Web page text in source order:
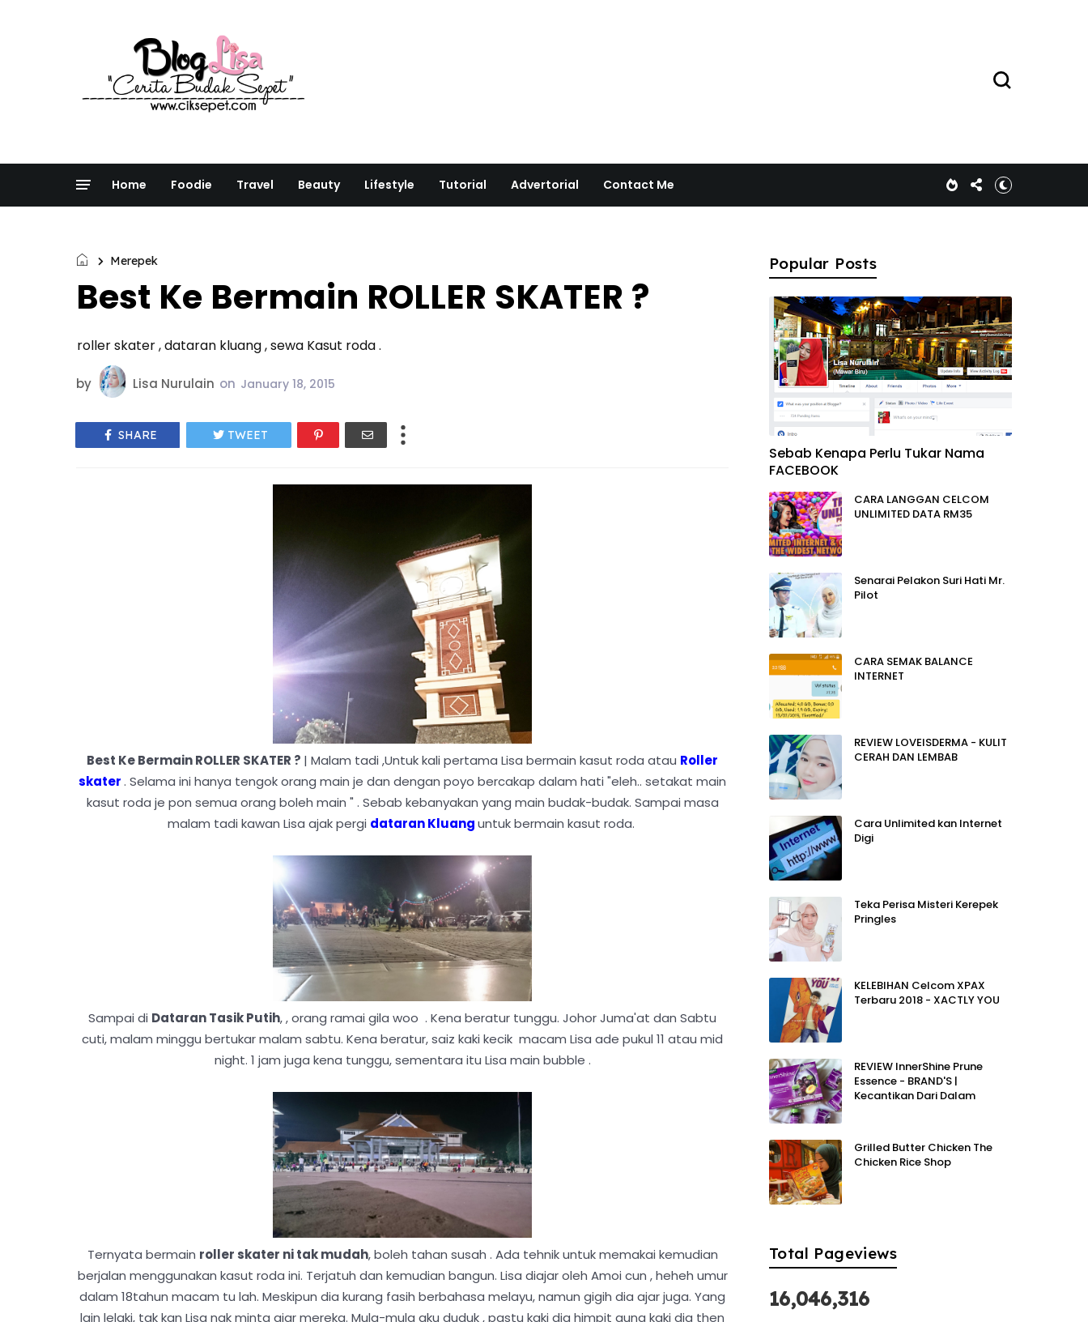
Home Foodie Travel Beauty Lifestyle Tutorial Advertorial Contact Me
Merepek
Best Ke Bermain ROLLER SKATER ?
roller skater , dataran kluang , sewa Kasut roda .
by Lisa Nurulain on January 18, 2015
SHARE TWEET
Best Ke Bermain ROLLER SKATER ? | Malam tadi ,Untuk kali pertama Lisa bermain kasut roda atau Roller
skater. Selama ini hanya tengok orang main je dan dengan poyo bercakap dalam hati "eleh.. setakat main
kasut roda je pon semua orang boleh main " . Sebab kebanyakan yang main budak-budak. Sampai masa
malam tadi kawan Lisa ajak pergi dataran Kluanguntuk bermain kasut roda.
Sampai di Dataran Tasik Putih, , orang ramai gila woo . Kena beratur tunggu. Johor Juma'at dan Sabtu
cuti, malam minggu bertukar malam sabtu. Kena beratur, saiz kaki kecik macam Lisa ade pukul 11 atau mid
night. 1 jam juga kena tunggu, sementara itu Lisa main bubble .
Ternyata bermain roller skater ni tak mudah, boleh tahan susah . Ada tehnik untuk memakai kemudian
berjalan menggunakan kasut roda ini. Terjatuh dan kemudian bangun. Lisa diajar oleh Amoi cun , heheh umur
dalam 18tahun macam tu lah. Meskipun dia kurang fasih berbahasa melayu, namun gigih dia ajar juga. Yang
lain lelaki, tak kan Lisa nak minta ajar mereka. Mula-mula aku duduk , pastu kaki dia himpit guna kaki dia then
Popular Posts
Sebab Kenapa Perlu Tukar Nama
FACEBOOK
CARA LANGGAN CELCOM
UNLIMITED DATA RM35
Senarai Pelakon Suri Hati Mr.
Pilot
CARA SEMAK BALANCE
INTERNET
REVIEW LOVEISDERMA - KULIT
CERAH DAN LEMBAB
Cara Unlimited kan Internet
Digi
Teka Perisa Misteri Kerepek
Pringles
KELEBIHAN Celcom XPAX
Terbaru 2018 - XACTLY YOU
REVIEW InnerShine Prune
Essence - BRAND'S |
Kecantikan Dari Dalam
Grilled Butter Chicken The
Chicken Rice Shop
Total Pageviews
16,046,316